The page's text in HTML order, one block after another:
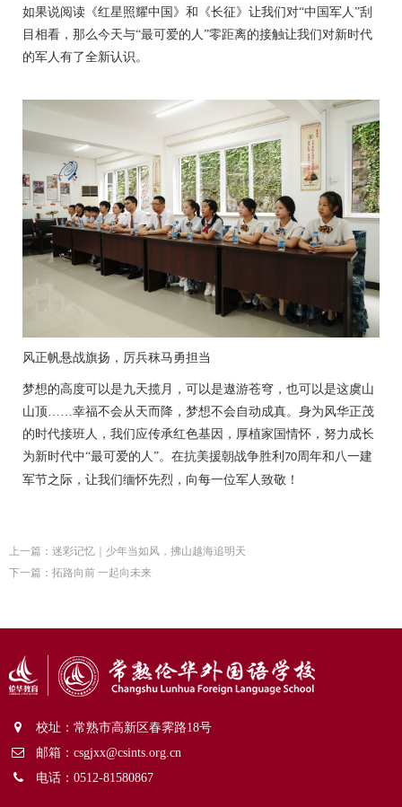
如果说阅读《红星照耀中国》和《长征》让我们对“中国军人”刮
目相看，那么今天与“最可爱的人”零距离的接触让我们对新时代
的军人有了全新认识。
风正帆悬战旗扬，厉兵秣马勇担当
梦想的高度可以是九天揽月，可以是遨游苍穹，也可以是这虞山
山顶 ……幸福不会从天而降，梦想不会自动成真。身为风华正茂
的时代接班人，我们应传承红色基因，厚植家国情怀，努力成长
为新时代中“最可爱的人”。在抗美援朝战争胜利 70 周年和八一建
军节之际，让我们缅怀先烈，向每一位军人致敬！
上一篇： 迷彩记忆｜少年当如风，拂山越海追明天
下一篇： 拓路向前 一起向未来
校址：常熟市高新区春霁路18号
邮箱：csgjxx@csints.org.cn
电话：0512-81580867